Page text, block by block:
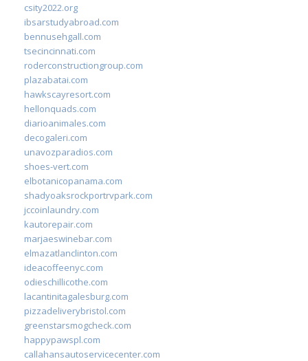
csity2022.org
ibsarstudyabroad.com
bennusehgall.com
tsecincinnati.com
roderconstructiongroup.com
plazabatai.com
hawkscayresort.com
hellonquads.com
diarioanimales.com
decogaleri.com
unavozparadios.com
shoes-vert.com
elbotanicopanama.com
shadyoaksrockportrvpark.com
jccoinlaundry.com
kautorepair.com
marjaeswinebar.com
elmazatlanclinton.com
ideacoffeenyc.com
odieschillicothe.com
lacantinitagalesburg.com
pizzadeliverybristol.com
greenstarsmogcheck.com
happypawspl.com
callahansautoservicecenter.com